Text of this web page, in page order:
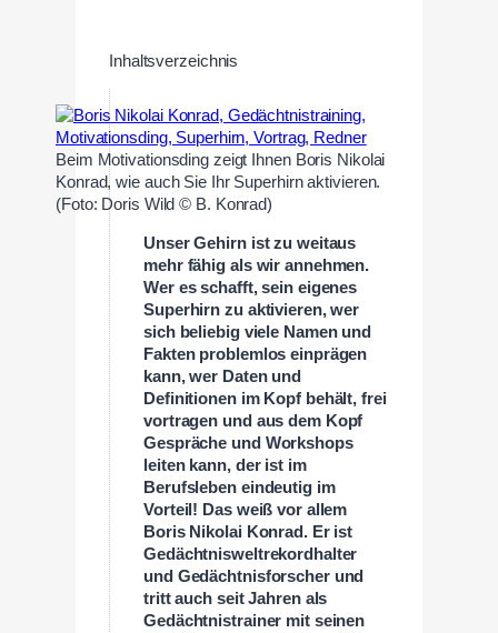
Inhaltsverzeichnis
Beim Motivationsding zeigt Ihnen Boris Nikolai
Konrad, wie auch Sie Ihr Superhirn aktivieren.
(Foto: Doris Wild © B. Konrad)
Unser Gehirn ist zu weitaus
mehr fähig als wir annehmen.
Wer es schafft, sein eigenes
Superhirn zu aktivieren, wer
sich beliebig viele Namen und
Fakten problemlos einprägen
kann, wer Daten und
Definitionen im Kopf behält, frei
vortragen und aus dem Kopf
Gespräche und Workshops
leiten kann, der ist im
Berufsleben eindeutig im
Vorteil! Das weiß vor allem
Boris Nikolai Konrad. Er ist
Gedächtnisweltrekordhalter
und Gedächtnisforscher und
tritt auch seit Jahren als
Gedächtnistrainer mit seinen